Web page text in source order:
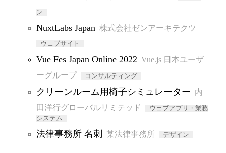
ン
NuxtLabs Japan 株式会社ゼンアーキテクツ
ウェブサイト
Vue Fes Japan Online 2022 Vue.js 日本ユーザ
ーグループ
コンサルティング
クリーンルーム用椅子シミュレーター 内
田洋行グローバルリミテッド
ウェブアプリ・業務
システム
法律事務所 名刺 某法律事務所 デザイン